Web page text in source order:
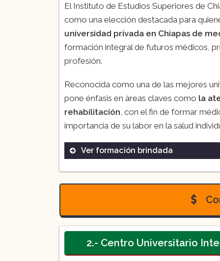
El Instituto de Estudios Superiores de
como una elección destacada para
universidad privada en Chiapas de
formación integral de futuros médicos,
profesión.
Reconocida como una de las mejores
pone énfasis en áreas claves como la
rehabilitación , con el fin de formar
importancia de su labor en la salud
Ver formación brindada
Licenciatura de medicina en
2.- Centro Universitario